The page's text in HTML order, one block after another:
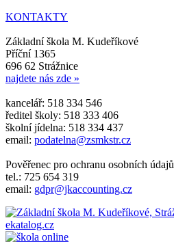
KONTAKTY
Základní škola M. Kudeříkové
Příční 1365
696 62 Strážnice
najdete nás zde »
kancelář: 518 334 546
ředitel školy: 518 333 406
školní jídelna: 518 334 437
email: podatelna@zsmkstr.cz
Pověřenec pro ochranu osobních údajů
tel.: 725 654 319
email: gdpr@jkaccounting.cz